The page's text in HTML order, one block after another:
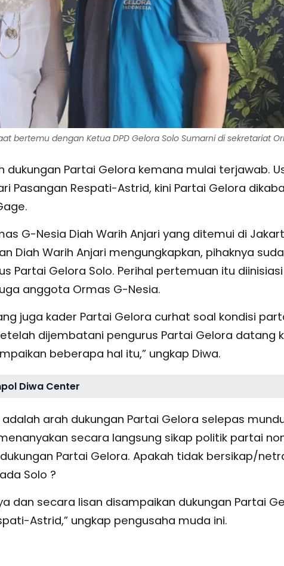
bertemu dengan Ketua DPD Gelora Solo Sumarni di sekretariat
dukungan Partai Gelora kemana mulai terjawab.
Pasangan Respati-Astrid, kini Partai Gelora
G-Nesia Diah Warih Anjari yang ditemui di
Diah Warih Anjari mengungkapkan, pihaknya
Partai Gelora Solo. Perihal pertemuan itu diinisiasi
anggota Ormas G-Nesia.
juga kader Partai Gelora curhat soal kondisi
dijembatani pengurus Partai Gelora datang
beberapa hal itu,” ungkap Diwa.
Diwa Center
arah dukungan Partai Gelora selepas
secara langsung sikap politik partai
Partai Gelora. Apakah tidak bersikap/
Solo ?
dan secara lisan disampaikan dukungan Partai
Astrid,” ungkap pengusaha muda ini.